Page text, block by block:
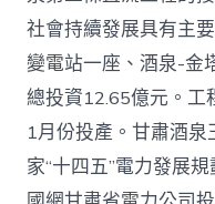
社會持續發展具有主
變電站一座、酒泉-金
總投資12.65億元。
1月份投產。甘肅酒
家“十四五”電力發展